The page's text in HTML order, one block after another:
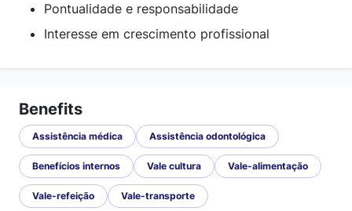
Pontualidade e responsabilidade
Interesse em crescimento profissional
Benefits
Assistência médica Assistência odontológica
Benefícios internos Vale cultura Vale-alimentação
Vale-refeição Vale-transporte